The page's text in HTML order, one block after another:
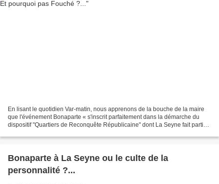
En lisant le quotidien Var-matin, nous apprenons de la bouche de la maire
que l'événement Bonaparte « s'inscrit parfaitement dans la démarche du
dispositif "Quartiers de Reconquête Républicaine" dont La Seyne fait partie
Bonaparte à La Seyne ou le culte de la
personnalité ?...